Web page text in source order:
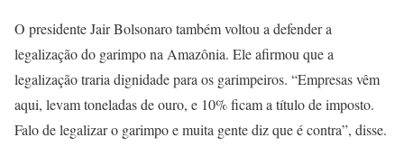
O presidente Jair Bolsonaro também voltou a defender a
legalização do garimpo na Amazônia. Ele afirmou que a
legalização traria dignidade para os garimpeiros. “Empresas vêm
aqui, levam toneladas de ouro, e 10% ficam a título de imposto.
Falo de legalizar o garimpo e muita gente diz que é contra”, disse.